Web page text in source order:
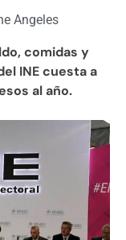
Angeles
comidas y
INE cuesta a
al año.